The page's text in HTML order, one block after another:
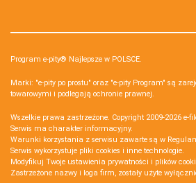
Program e-pity® Najlepsze w POLSCE.
Marki: "e-pity po prostu" oraz "e-pity Program" są
towarowymi i podlegają ochronie prawnej.
Wszelkie prawa zastrzeżone. Copyright 2009-2026 e-
Serwis ma charakter informacyjny.
Warunki korzystania z serwisu zawarte są w
Serwis wykorzystuje pliki cookies i inne technologie.
Modyfikuj Twoje ustawienia prywatności i plików
Zastrzeżone nazwy i loga firm, zostały użyte